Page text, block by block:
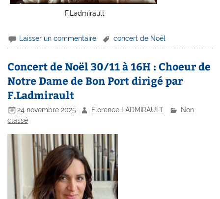
F.Ladmirault
Laisser un commentaire concert de Noël
Concert de Noël 30/11 à 16H : Choeur de
Notre Dame de Bon Port dirigé par
F.Ladmirault
24 novembre 2025 Florence LADMIRAULT
Non
classé